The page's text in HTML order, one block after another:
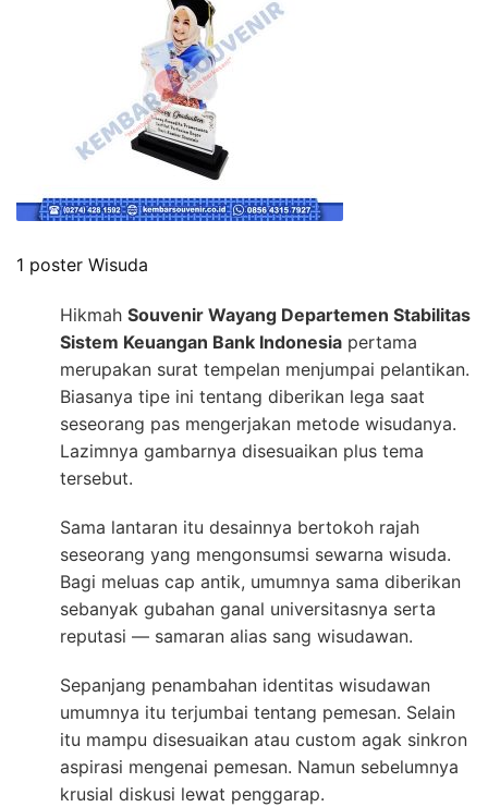
1 poster Wisuda
Hikmah Souvenir Wayang Departemen Stabilitas
Sistem Keuangan Bank Indonesia pertama
merupakan surat tempelan menjumpai pelantikan.
Biasanya tipe ini tentang diberikan lega saat
seseorang pas mengerjakan metode wisudanya.
Lazimnya gambarnya disesuaikan plus tema
tersebut.
Sama lantaran itu desainnya bertokoh rajah
seseorang yang mengonsumsi sewarna wisuda.
Bagi meluas cap antik, umumnya sama diberikan
sebanyak gubahan ganal universitasnya serta
reputasi — samaran alias sang wisudawan.
Sepanjang penambahan identitas wisudawan
umumnya itu terjumbai tentang pemesan. Selain
itu mampu disesuaikan atau custom agak sinkron
aspirasi mengenai pemesan. Namun sebelumnya
krusial diskusi lewat penggarap.